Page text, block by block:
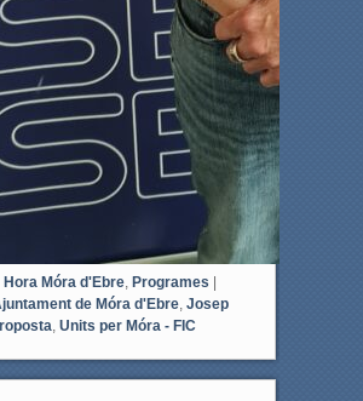
Hora Móra d'Ebre, Programes
de Móra d'Ebre, Josep
, Units per Móra - FIC